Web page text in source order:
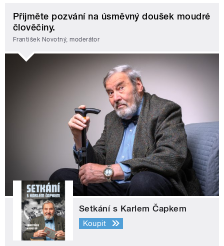
Přijměte pozvání na úsměvný doušek moudré
člověčiny.
František Novotný, moderátor
Setkání s Karlem Čapkem
Koupit